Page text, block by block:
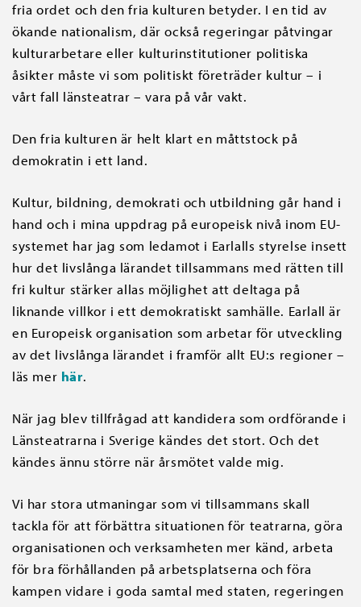
fria ordet och den fria kulturen betyder. I en tid av
ökande nationalism, där också regeringar påtvingar
kulturarbetare eller kulturinstitutioner politiska
åsikter måste vi som politiskt företräder kultur – i
vårt fall länsteatrar – vara på vår vakt.
Den fria kulturen är helt klart en måttstock på
demokratin i ett land.
Kultur, bildning, demokrati och utbildning går hand i
hand och i mina uppdrag på europeisk nivå inom EU-
systemet har jag som ledamot i Earlalls styrelse insett
hur det livslånga lärandet tillsammans med rätten till
fri kultur stärker allas möjlighet att deltaga på
liknande villkor i ett demokratiskt samhälle. Earlall är
en Europeisk organisation som arbetar för utveckling
av det livslånga lärandet i framför allt EU:s regioner –
läs mer här.
När jag blev tillfrågad att kandidera som ordförande i
Länsteatrarna i Sverige kändes det stort. Och det
kändes ännu större när årsmötet valde mig.
Vi har stora utmaningar som vi tillsammans skall
tackla för att förbättra situationen för teatrarna, göra
organisationen och verksamheten mer känd, arbeta
för bra förhållanden på arbetsplatserna och föra
kampen vidare i goda samtal med staten, regeringen